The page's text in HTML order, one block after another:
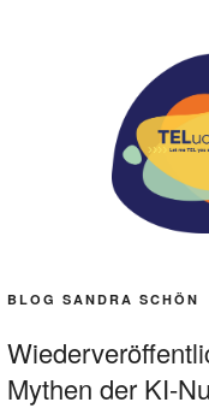
BLOG SANDRA SCHÖN
Mythen der KI-